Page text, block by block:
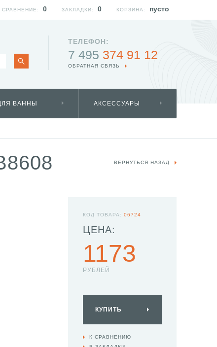
ТЕЛЕФОН:
7 495 374 91 12
ОБРАТНАЯ СВЯЗЬ
ВАННЫ АКСЕССУАРЫ
ВЕРНУТЬСЯ НАЗАД
КОД ТОВАРА: 06724
ЦЕНА:
1173
РУБЛЕЙ
КУПИТЬ
К СРАВНЕНИЮ
КОРЗИНА: пусто
ЗАКЛАДКИ: 0
СРАВНЕНИЕ: 0